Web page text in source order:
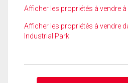
Afficher les propriétés à vendre à
Afficher les propriétés à vendre
Industrial Park